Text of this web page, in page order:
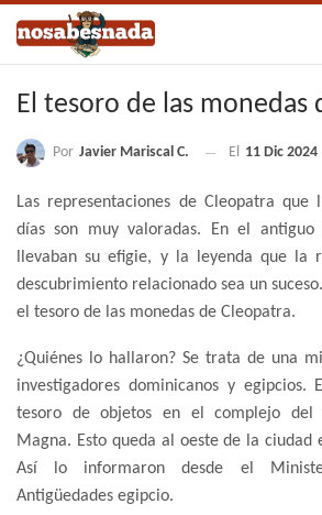
El tesoro de las monedas
Por Javier Mariscal C. El 11 Dic 2024
Las representaciones de Cleopatra que
días son muy valoradas. En el antiguo
llevaban su efigie, y la leyenda que la
descubrimiento relacionado sea un
el tesoro de las monedas de Cleopatra.
¿Quiénes lo hallaron? Se trata de una
investigadores dominicanos y egipcios.
tesoro de objetos en el complejo del
Magna. Esto queda al oeste de la ciudad
Así lo informaron desde el
Antigüedades egipcio.